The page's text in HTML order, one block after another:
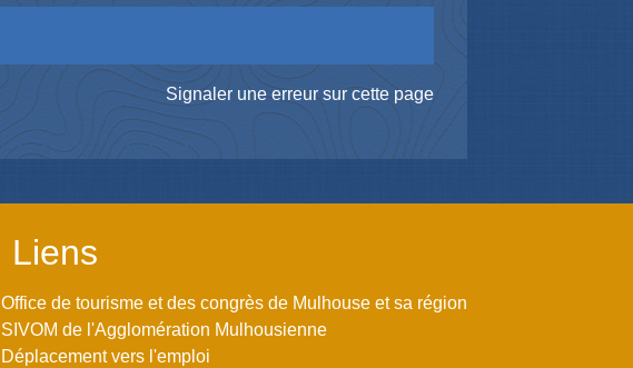
Signaler une erreur sur cette page
Liens
Office de tourisme et des congrès de Mulhouse et sa région
SIVOM de l'Agglomération Mulhousienne
Déplacement vers l'emploi